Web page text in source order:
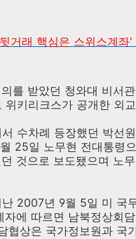
래 핵심은 스위스계좌'
를 받았던 청와대 비서
키리크스가 공개한 외
수차례 등장했던 박선
25일 노무현 전대통령
것으로 보도됐으며 노
2007년 9월 5일 미 국
에 따르면 남북정상회
협상은 국가정보원과 국